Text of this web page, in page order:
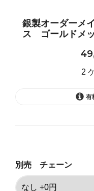
銀製オーダーメ
ス ゴールドメ
2
有
別売 チェーン